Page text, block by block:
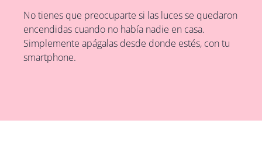
No tienes que preocuparte si las luces se quedaron
encendidas cuando no había nadie en casa.
Simplemente apágalas desde donde estés, con tu
smartphone.